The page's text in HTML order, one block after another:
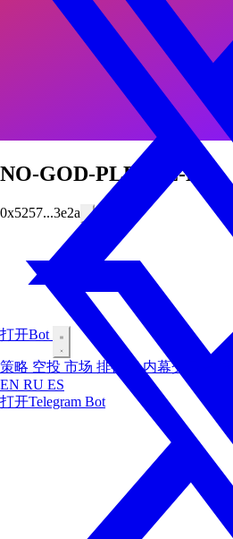
打开Bot
策略 空投 市场 排行榜内幕交易者
EN RU ES
打开Telegram Bot
NO-GOD-PLEASE-NO
0x5257...3e2a